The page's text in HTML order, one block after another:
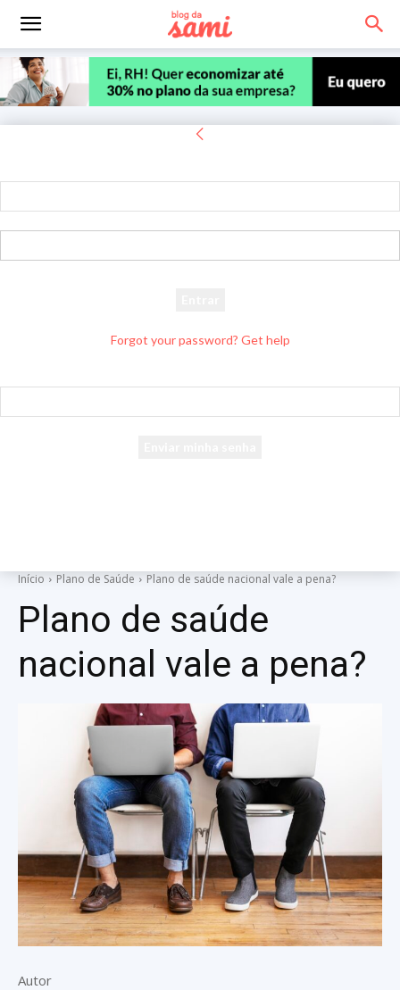
Forgot your password? Get help
Início Plano de Saúde Plano de saúde nacional vale a pena?
Plano de saúde
nacional vale a pena?
Autor